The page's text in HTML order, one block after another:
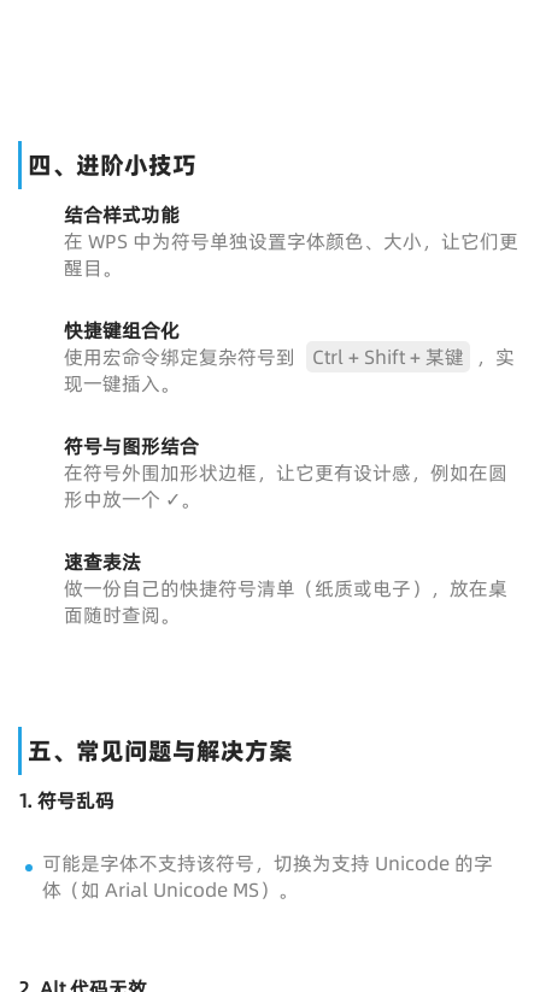
四、进阶小技巧
结合样式功能
在 WPS 中为符号单独设置字体颜色、大小，让它们更
醒目。
快捷键组合化
使用宏命令绑定复杂符号到
Ctrl + Shift + 某键
，实
现一键插入。
符号与图形结合
在符号外围加形状边框，让它更有设计感，例如在圆
形中放一个 ✓。
速查表法
做一份自己的快捷符号清单（纸质或电子），放在桌
面随时查阅。
五、常见问题与解决方案
1. 符号乱码
可能是字体不支持该符号，切换为支持 Unicode 的字
体（如 Arial Unicode MS）。